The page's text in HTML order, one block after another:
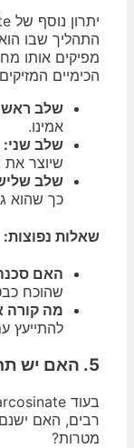
התהליך שבו
מפיקים אותו
הכימיים
שלב
אמינו.
שלב שני:
שיוצר את
שלב
כך שהוא
שאלות נפוצות:
האם
שהוכח
מה קורה
להתייעץ
5. האם יש תחליפים?
רבים, האם
מטרות?